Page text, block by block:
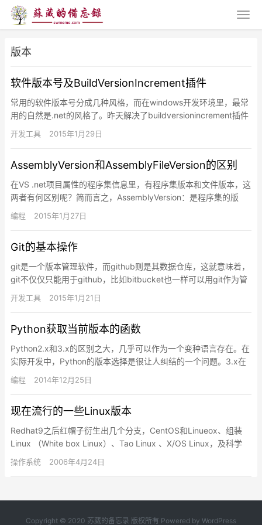
版本
软件版本号及BuildVersionIncrement插件
常用的软件版本号分成几种风格，而在windows开发环境里，最常
用的自然是.net的风格了。昨天解决了buildversionincrement插件
在中文vs2010加载时的错误，…
开发工具 2015年1月29日
AssemblyVersion和AssemblyFileVersion的区别
在VS .net项目属性的程序集信息里，有程序集版本和文件版本，这
两者有何区别呢？简而言之，AssemblyVersion：是程序集的版
本，.NET的CLR用，用于标识出该dll的…
编程 2015年1月27日
Git的基本操作
git是一个版本管理软件，而github则是其数据仓库，这就意味着，
git不仅仅只能用于github，比如bitbucket也一样可以用git作为管
理工具。git的特点在于，它管理…
开发工具 2015年1月21日
Python获取当前版本的函数
Python2.x和3.x的区别之大，几乎可以作为一个变种语言存在。在
实际开发中，Python的版本选择是很让人纠结的一个问题。3.x在
设计上更现代，更规范，提供了一些崭新的特点。…
编程 2014年12月25日
现在流行的一些Linux版本
Redhat9之后红帽子衍生出几个分支，CentOS和Linueox、组装
Linux （White box Linux）、Tao Linux 、X/OS Linux，及科学
Linu…
操作系统 2006年4月24日
Copyright © 2020 苏葳的备忘录 版权所有 Powered by WordPress